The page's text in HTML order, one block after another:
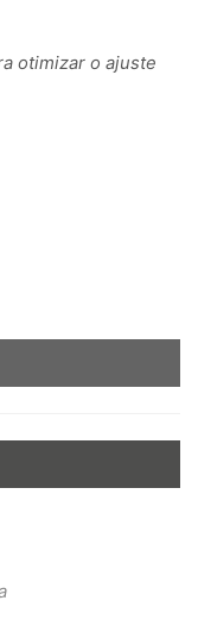
otimizar o ajuste